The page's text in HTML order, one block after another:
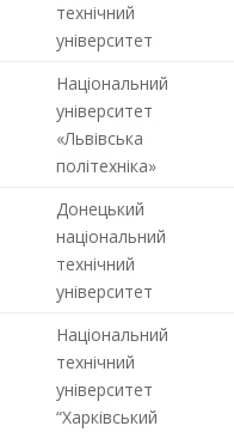
технічний
університет
Національний
університет
«Львівська
політехніка»
Донецький
національний
технічний
університет
Національний
технічний
університет
“Харківський